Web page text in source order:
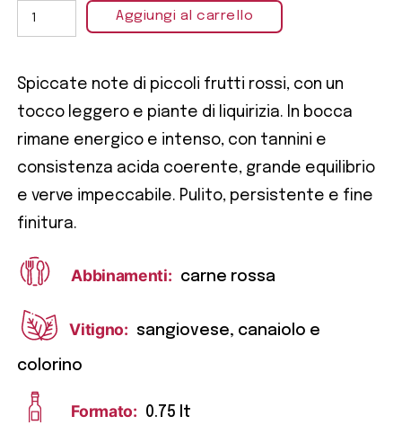
Aggiungi al carrello
Spiccate note di piccoli frutti rossi, con un
tocco leggero e piante di liquirizia. In bocca
rimane energico e intenso, con tannini e
consistenza acida coerente, grande equilibrio
e verve impeccabile. Pulito, persistente e fine
finitura.
Abbinamenti: carne rossa
Vitigno: sangiovese, canaiolo e
colorino
Formato: 0.75 lt